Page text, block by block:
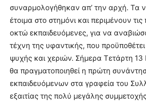
συναρμολογήθηκαν απ’ την αρχή. Τα
έτοιμα στο στημόνι και περιμένουν
οκτώ εκπαιδευόμενες, για να
τέχνη της υφαντικής, που
ψυχής και χεριών. Σήμερα Τετάρτη
θα πραγματοποιηθεί η πρώτη
εκπαιδευόμενων στα γραφεία του
εξαιτίας της πολύ μεγάλης συμμετοχής